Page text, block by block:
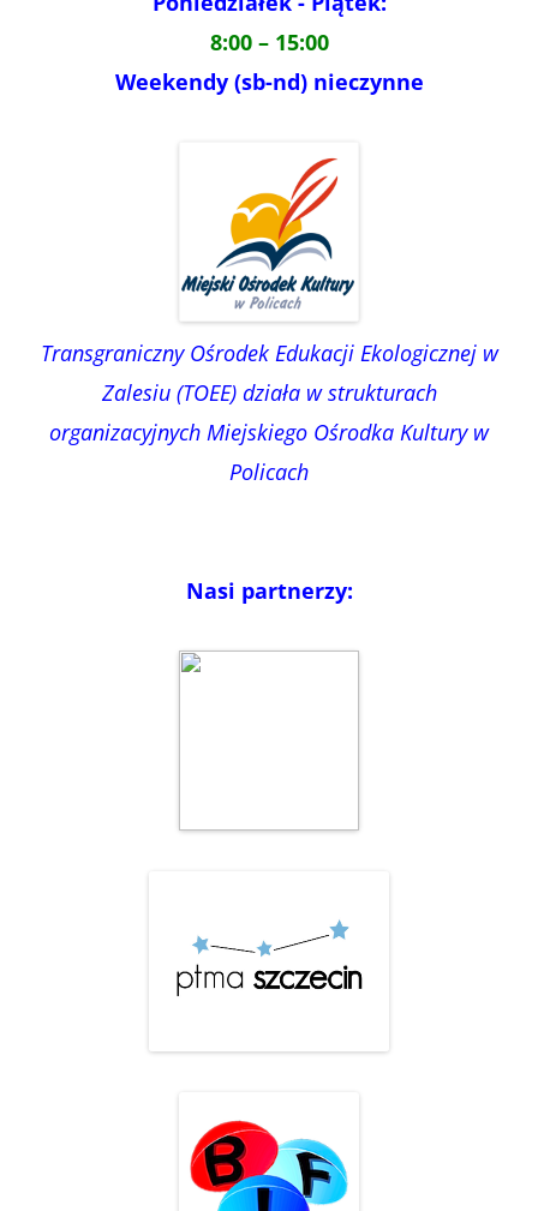
8:00 – 15:00
Weekendy (sb-nd) nieczynne
Transgraniczny Ośrodek Edukacji Ekologicznej w
Zalesiu (TOEE) działa w strukturach
organizacyjnych Miejskiego Ośrodka Kultury w
Policach
Nasi partnerzy: